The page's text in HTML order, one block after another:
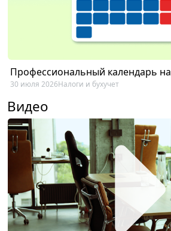
Профессиональный календарь на
30 июля 2026Налоги и бухучет
Видео